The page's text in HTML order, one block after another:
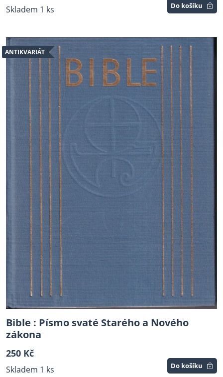
Skladem 1 ks Do košíku
ANTIKVARIÁT
Bible : Písmo svaté Starého a Nového
zákona
250 Kč
Skladem 1 ks Do košíku